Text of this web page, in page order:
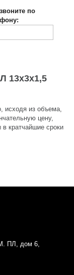
по
13х3х1,5
исходя из объема,
цену,
кратчайшие сроки
ПЛ, дом 6,